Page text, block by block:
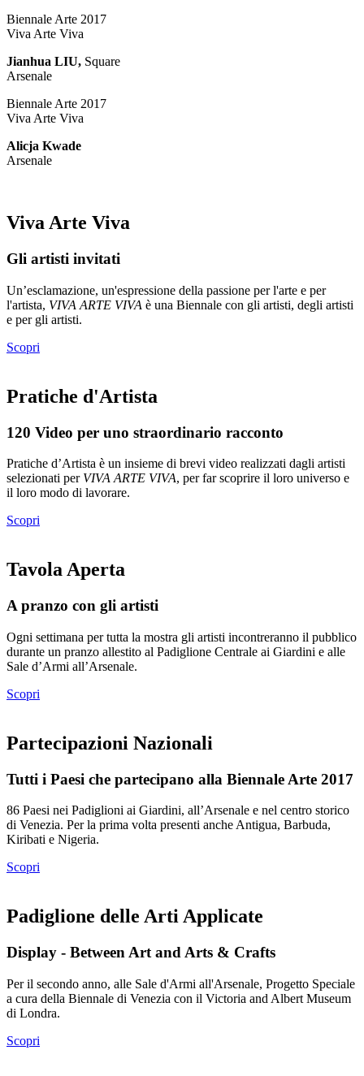
Biennale Arte 2017
Viva Arte Viva
Jianhua LIU, Square
Arsenale
Biennale Arte 2017
Viva Arte Viva
Alicja Kwade
Arsenale
Viva Arte Viva
Gli artisti invitati
Un’esclamazione, un'espressione della passione per l'arte e per
l'artista, VIVA ARTE VIVA è una Biennale con gli artisti, degli artisti
e per gli artisti.
Scopri
Pratiche d'Artista
120 Video per uno straordinario racconto
Pratiche d’Artista è un insieme di brevi video realizzati dagli artisti
selezionati per VIVA ARTE VIVA, per far scoprire il loro universo e
il loro modo di lavorare.
Scopri
Tavola Aperta
A pranzo con gli artisti
Ogni settimana per tutta la mostra gli artisti incontreranno il pubblico
durante un pranzo allestito al Padiglione Centrale ai Giardini e alle
Sale d’Armi all’Arsenale.
Scopri
Partecipazioni Nazionali
Tutti i Paesi che partecipano alla Biennale Arte 2017
86 Paesi nei Padiglioni ai Giardini, all’Arsenale e nel centro storico
di Venezia. Per la prima volta presenti anche Antigua, Barbuda,
Kiribati e Nigeria.
Scopri
Padiglione delle Arti Applicate
Display - Between Art and Arts & Crafts
Per il secondo anno, alle Sale d'Armi all'Arsenale, Progetto Speciale
a cura della Biennale di Venezia con il Victoria and Albert Museum
di Londra.
Scopri